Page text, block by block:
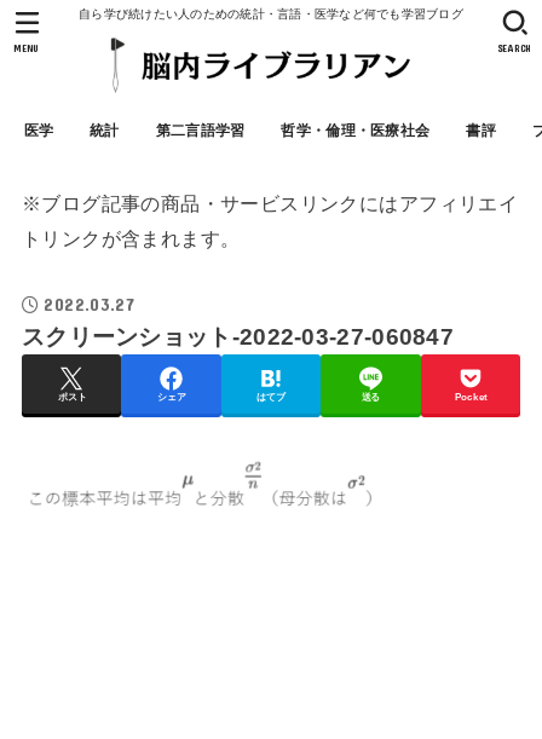
自ら学び続けたい人のための統計・言語・医学など何でも学習ブログ
医学 統計 第二言語学習 哲学・倫理・医療社会 書評
SEARCH
MENU
※ブログ記事の商品・サービスリンクにはアフィリエイ
トリンクが含まれます。
2022.03.27
スクリーンショット-2022-03-27-060847
ポスト シェア はてブ 送る Pocket